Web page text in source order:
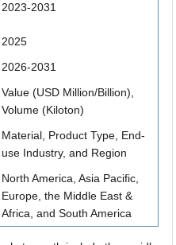
2023-2031
2025
2026-2031
Value (USD Million/Billion),
Volume (Kiloton)
Material, Product Type, End-
use Industry, and Region
North America, Asia Pacific,
Europe, the Middle East &
Africa, and South America